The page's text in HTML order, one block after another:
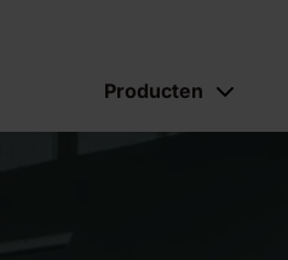
Producten